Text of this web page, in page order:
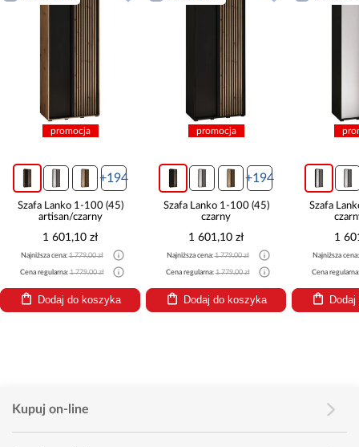
promocja
+194
Szafa Lanko 1-100 (45)
artisan/czarny
1 601,10 zł
Najniższa cena:1 779,00 zł
Cena regularna:1 779,00 zł
Dodaj do koszyka
promocja
+194
Szafa Lanko 1-100 (45)
czarny
1 601,10 zł
Najniższa cena:1 779,00 zł
Cena regularna:1 779,00 zł
Dodaj do koszyka
Szafa
1
Najniższa
Cena
Kupuj on-line